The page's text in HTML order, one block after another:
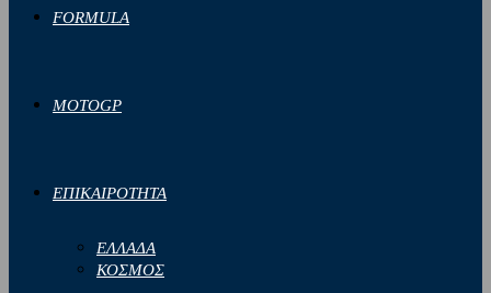
FORMULA
MOTOGP
ΕΠΙΚΑΙΡΟΤΗΤΑ
ΕΛΛΑΔΑ
ΚΟΣΜΟΣ